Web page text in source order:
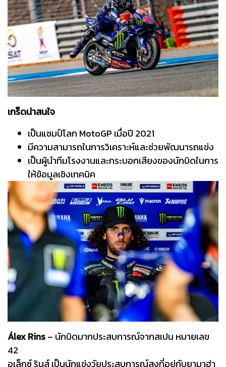
เกร็ดน่าสนใจ
เป็นแชมป์โลก MotoGP เมื่อปี 2021
มีความสามารถในการวิเคราะห์และช่วยพัฒนารถแข่ง
เป็นผู้นำทีมโรงงานและกระบอกเสียงของนักบิดในการ
ให้ข้อมูลเชิงเทคนิค
Álex Rins– นักบิดมากประสบการณ์จากสเปน หมายเลข
42
อเล็กซ์ รินส์ เป็นนักแข่งวัยประสบการณ์สูงที่อยู่กับยามาฮ่า